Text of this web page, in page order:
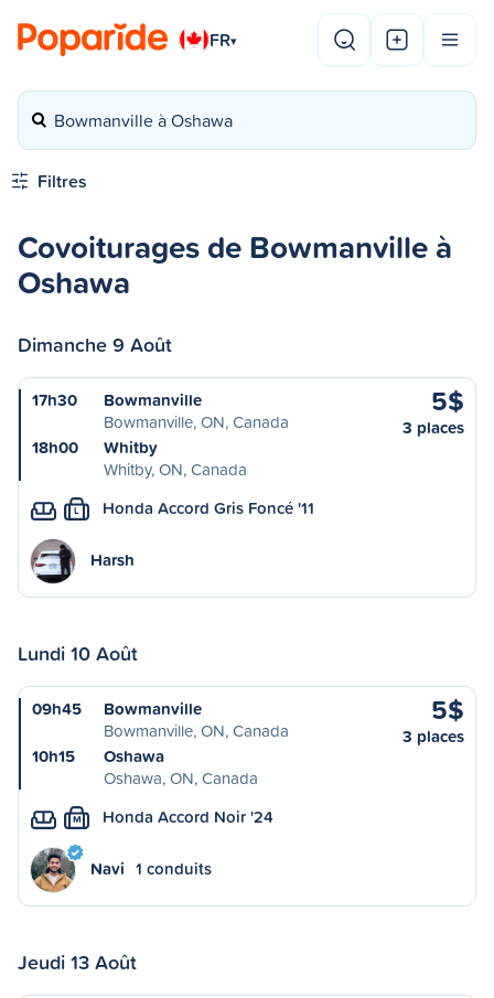
FR▾
Bowmanville à Oshawa
Filtres
Covoiturages de Bowmanville à
Oshawa
Dimanche 9 Août
17h30
Bowmanville
Bowmanville, ON, Canada
18h00
Whitby
Whitby, ON, Canada
5$
3 places
L Honda Accord Gris Foncé '11
Harsh
Lundi 10 Août
09h45
Bowmanville
Bowmanville, ON, Canada
10h15
Oshawa
Oshawa, ON, Canada
5$
3 places
M Honda Accord Noir '24
Navi 1 conduits
Jeudi 13 Août